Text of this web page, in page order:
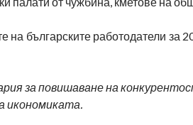
на българските работодатели за
за повишаване на
икономиката.